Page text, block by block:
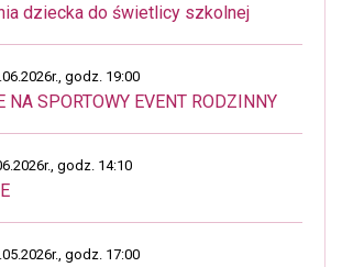
dziecka do świetlicy szkolnej
godz. 19:00
NA SPORTOWY EVENT RODZINNY
godz. 14:10
godz. 17:00